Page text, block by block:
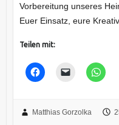
Vorbereitung unseres
Euer Einsatz, eure
Teilen mit:
Matthias Gorzolka